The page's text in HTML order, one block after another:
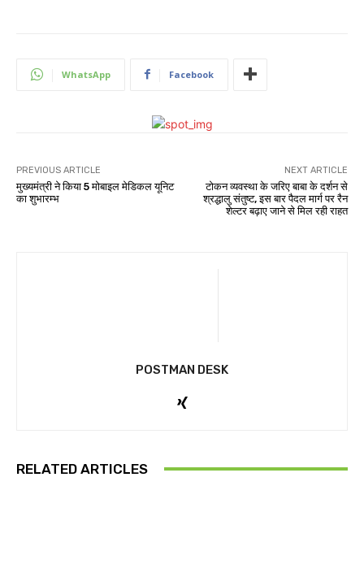
WhatsApp Facebook
PREVIOUS ARTICLE
मुख्यमंत्री ने किया 5 मोबाइल मेडिकल यूनिट
का शुभारम्भ
NEXT ARTICLE
टोकन व्यवस्था के जरिए बाबा के दर्शन से
श्रद्धालु संतुष्ट, इस बार पैदल मार्ग पर रैन
शेल्टर बढ़ाए जाने से मिल रही राहत
POSTMAN DESK
RELATED ARTICLES